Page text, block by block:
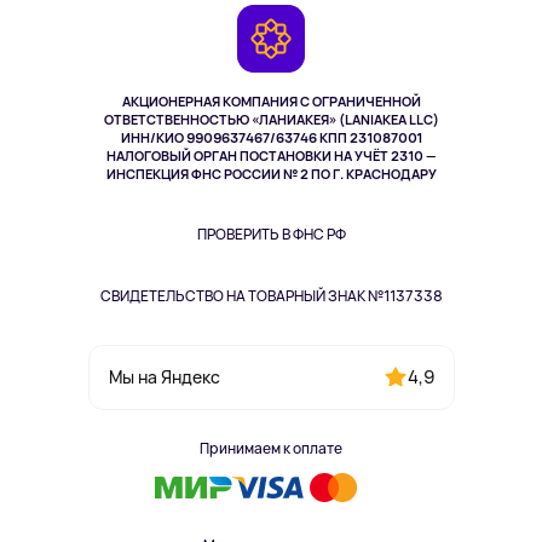
АКЦИОНЕРНАЯ КОМПАНИЯ С ОГРАНИЧЕННОЙ
ОТВЕТСТВЕННОСТЬЮ «ЛАНИАКЕЯ» (LANIAKEA LLC)
ИНН/КИО 9909637467/63746 КПП 231087001
НАЛОГОВЫЙ ОРГАН ПОСТАНОВКИ НА УЧЁТ 2310 —
ИНСПЕКЦИЯ ФНС РОССИИ № 2 ПО Г. КРАСНОДАРУ
ПРОВЕРИТЬ В ФНС РФ
СВИДЕТЕЛЬСТВО НА ТОВАРНЫЙ ЗНАК №1137338
Мы на Яндекс 4,9
Принимаем к оплате
Здоровье питомцев
Одежда и аксессуары